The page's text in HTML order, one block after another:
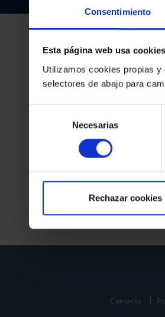
Consentimiento
Esta página web usa cookies
Utilizamos cookies propias
selectores de abajo para
consentimiento
Necesarias
Rechazar cookies
Solicitar
Contacto